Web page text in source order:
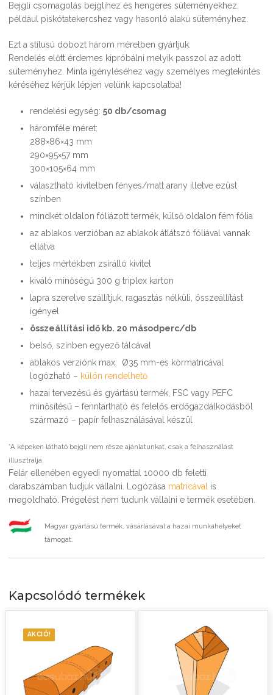
Bejgli csomagolás bejglihez és hengeres süteményekhez,
például piskótatekercshez vagy hasonló alakú süteményhez.
Ezt a stílusú dobozt három méretben gyártjuk.
Rendelés előtt érdemes kipróbálni melyik passzol az adott
süteményhez. Minta igényléséhez vagy személyes megtekintés
kéréséhez kérjük lépjen velünk kapcsolatba!
rendelési egység: 50 db/csomag
háromféle méret:
288×86×43 mm
290×95×57 mm
300×105×64 mm
választható kivitelben fényes/matt arany illetve ezüst
színben
mindkét oldalon fóliázott termék, külső oldalon fém fólia
az ablakos verzióban az ablakok átlátszó fóliával vannak
ellátva
teljes mértékben zsírálló kivitel
kiváló minőségű 300 g triplex karton
lapra szerelve szállítjuk, ragasztás nélküli, összeállítást
igényel
összeállítási idő kb. 20 másodperc/db
belső, színben egyező tálcával
ablakos verziónk max. Ø35 mm-es körmatricával
logózható – külön rendelhető
hazai tervezésű és gyártású termék, FSC vagy PEFC
minősítésű – fenntartható és felelős erdőgazdálkodásból
származó – papír felhasználásával készül
*A képeken látható bejgli nem része ajánlatunkat, csak a felhasználást
illusztrálja.
Felár ellenében egyedi nyomattal 10000 db feletti
darabszámban tudjuk vállalni. Logózása matricával is
megoldható. Prégelést nem tudunk vállalni e termék esetében.
Magyar gyártású termék, vásárlásával a hazai munkahelyeket
támogat.
Kapcsolódó termékek
AKCIÓ!